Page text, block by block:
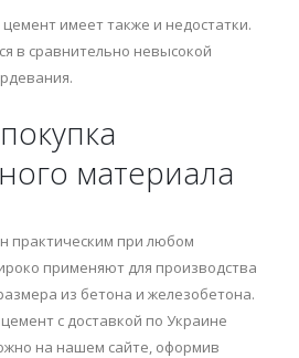
имеет также и недостатки.
в сравнительно невысокой
материала
практическим при любом
применяют для производства
из бетона и железобетона.
с доставкой по Украине
на нашем сайте, оформив